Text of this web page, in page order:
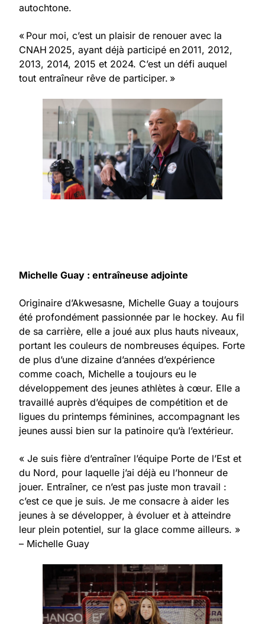
autochtone.
« Pour moi, c’est un plaisir de renouer avec la
CNAH 2025, ayant déjà participé en 2011, 2012,
2013, 2014, 2015 et 2024. C’est un défi auquel
tout entraîneur rêve de participer. »
Michelle Guay : entraîneuse adjointe
Originaire d’Akwesasne, Michelle Guay a toujours
été profondément passionnée par le hockey. Au fil
de sa carrière, elle a joué aux plus hauts niveaux,
portant les couleurs de nombreuses équipes. Forte
de plus d’une dizaine d’années d’expérience
comme coach, Michelle a toujours eu le
développement des jeunes athlètes à cœur. Elle a
travaillé auprès d’équipes de compétition et de
ligues du printemps féminines, accompagnant les
jeunes aussi bien sur la patinoire qu’à l’extérieur.
« Je suis fière d’entraîner l’équipe Porte de l’Est et
du Nord, pour laquelle j’ai déjà eu l’honneur de
jouer. Entraîner, ce n’est pas juste mon travail :
c’est ce que je suis. Je me consacre à aider les
jeunes à se développer, à évoluer et à atteindre
leur plein potentiel, sur la glace comme ailleurs. »
– Michelle Guay